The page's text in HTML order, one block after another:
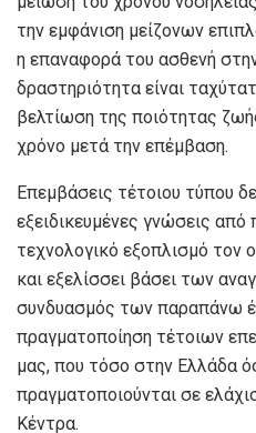
την εμφάνιση μείζονων
η επαναφορά του ασθενή
δραστηριότητα είναι
βελτίωση της ποιότητας
χρόνο μετά την επέμβαση.
Επεμβάσεις τέτοιου τύπου
εξειδικευμένες γνώσεις
τεχνολογικό εξοπλισμό τον
και εξελίσσει βάσει των
συνδυασμός των παραπάνω
πραγματοποίηση τέτοιων
μας, που τόσο στην Ελλάδα
πραγματοποιούνται σε
Κέντρα.